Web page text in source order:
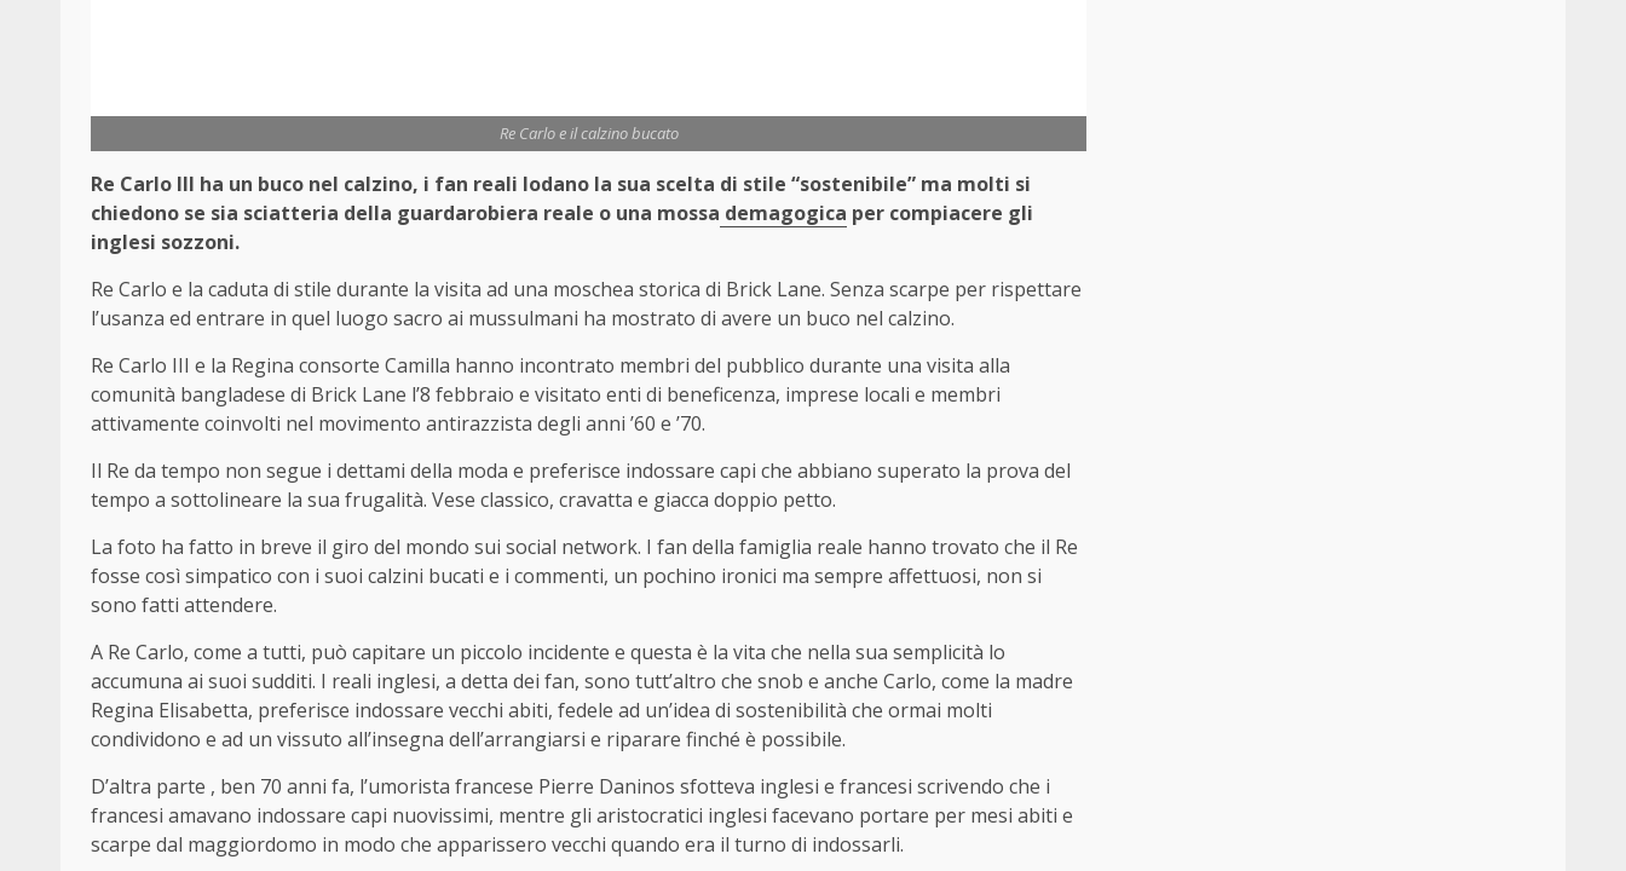
Re Carlo e il calzino bucato
Re Carlo III ha un buco nel calzino, i fan reali lodano la sua scelta di stile “sostenibile” ma molti si
chiedono se sia sciatteria della guardarobiera reale o una mossa demagogica per compiacere gli
inglesi sozzoni.
Re Carlo e la caduta di stile durante la visita ad una moschea storica di Brick Lane. Senza scarpe per rispettare
l’usanza ed entrare in quel luogo sacro ai mussulmani ha mostrato di avere un buco nel calzino.
Re Carlo III e la Regina consorte Camilla hanno incontrato membri del pubblico durante una visita alla
comunità bangladese di Brick Lane l’8 febbraio e visitato enti di beneficenza, imprese locali e membri
attivamente coinvolti nel movimento antirazzista degli anni ’60 e ’70.
Il Re da tempo non segue i dettami della moda e preferisce indossare capi che abbiano superato la prova del
tempo a sottolineare la sua frugalità. Vese classico, cravatta e giacca doppio petto.
La foto ha fatto in breve il giro del mondo sui social network. I fan della famiglia reale hanno trovato che il Re
fosse così simpatico con i suoi calzini bucati e i commenti, un pochino ironici ma sempre affettuosi, non si
sono fatti attendere.
A Re Carlo, come a tutti, può capitare un piccolo incidente e questa è la vita che nella sua semplicità lo
accumuna ai suoi sudditi. I reali inglesi, a detta dei fan, sono tutt’altro che snob e anche Carlo, come la madre
Regina Elisabetta, preferisce indossare vecchi abiti, fedele ad un’idea di sostenibilità che ormai molti
condividono e ad un vissuto all’insegna dell’arrangiarsi e riparare finché è possibile.
D’altra parte , ben 70 anni fa, l’umorista francese Pierre Daninos sfotteva inglesi e francesi scrivendo che i
francesi amavano indossare capi nuovissimi, mentre gli aristocratici inglesi facevano portare per mesi abiti e
scarpe dal maggiordomo in modo che apparissero vecchi quando era il turno di indossarli.